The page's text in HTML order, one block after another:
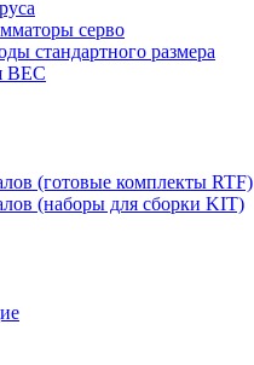
серво
стандартного размера
BEC
(готовые комплекты RTF)
(наборы для сборки KIT)